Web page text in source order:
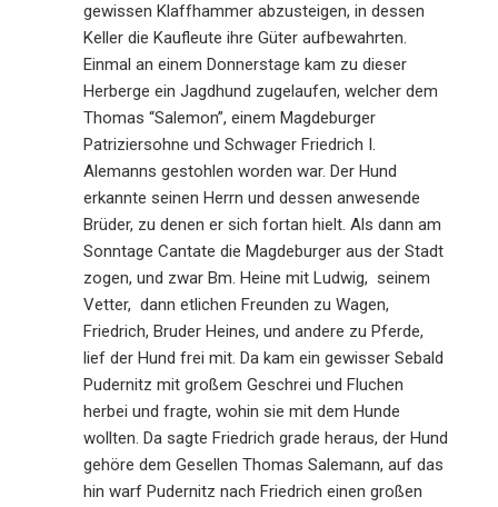
gewissen Klaffhammer abzusteigen, in dessen
Keller die Kaufleute ihre Güter aufbewahrten.
Einmal an einem Donnerstage kam zu dieser
Herberge ein Jagdhund zugelaufen, welcher dem
Thomas “Salemon”, einem Magdeburger
Patriziersohne und Schwager Friedrich I.
Alemanns gestohlen worden war. Der Hund
erkannte seinen Herrn und dessen anwesende
Brüder, zu denen er sich fortan hielt. Als dann am
Sonntage Cantate die Magdeburger aus der Stadt
zogen, und zwar Bm. Heine mit Ludwig, seinem
Vetter, dann etlichen Freunden zu Wagen,
Friedrich, Bruder Heines, und andere zu Pferde,
lief der Hund frei mit. Da kam ein gewisser Sebald
Pudernitz mit großem Geschrei und Fluchen
herbei und fragte, wohin sie mit dem Hunde
wollten. Da sagte Friedrich grade heraus, der Hund
gehöre dem Gesellen Thomas Salemann, auf das
hin warf Pudernitz nach Friedrich einen großen